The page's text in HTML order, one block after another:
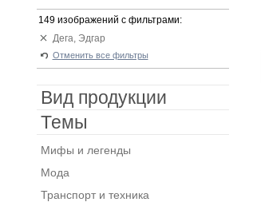
149 изображений с фильтрами:
Дега, Эдгар
Отменить все фильтры
Вид продукции
Темы
Мифы и легенды
Мода
Транспорт и техника